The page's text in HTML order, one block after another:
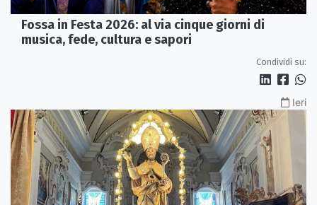
Fossa in Festa 2026: al via cinque giorni di
musica, fede, cultura e sapori
Condividi su:
Ieri